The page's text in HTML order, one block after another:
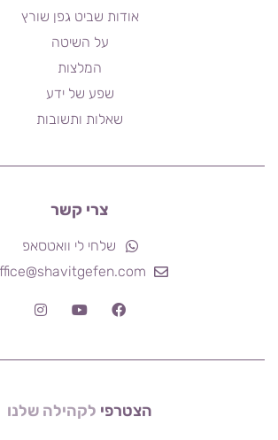
אודות שביט גפן שורץ
על השיטה
המלצות
שפע של ידע
שאלות ותשובות
צרי קשר
שלחי לי וואטסאפ
הצטרפי ל ה שלנו